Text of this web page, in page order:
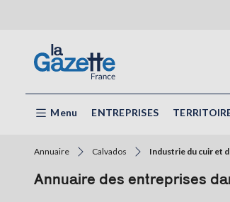
Menu ENTREPRISES
Annuaire Calvados Industrie du cuir et
Annuaire des entreprises